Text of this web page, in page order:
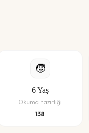
🧒
6Yaş
Okuma hazırlığı
138